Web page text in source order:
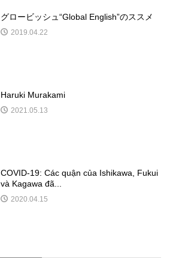
グロービッシュ“Global English”のススメ
2019.04.22
Haruki Murakami
2021.05.13
COVID-19: Các quận của Ishikawa, Fukui
và Kagawa đã...
2020.04.15